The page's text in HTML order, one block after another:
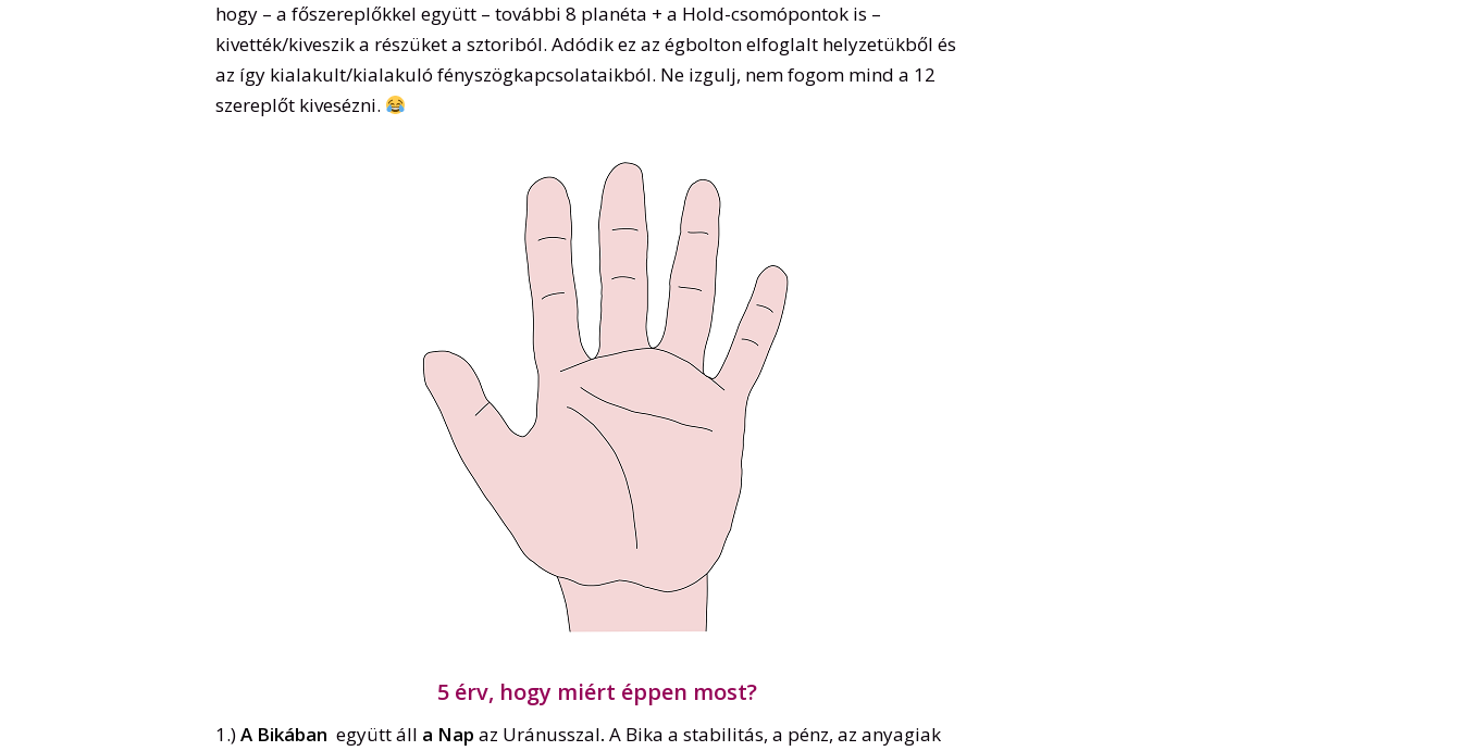
hogy – a főszereplőkkel együtt – további 8 planéta + a Hold-csomópontok is –
kivették/kiveszik a részüket a sztoriból. Adódik ez az égbolton elfoglalt helyzetükből és
az így kialakult/kialakuló fényszögkapcsolataikból. Ne izgulj, nem fogom mind a 12
szereplőt kivesézni.
5 érv, hogy miért éppen most?
1.)A Bikában együtt áll a Nap az Uránusszal. A Bika a stabilitás, a pénz, az anyagiak